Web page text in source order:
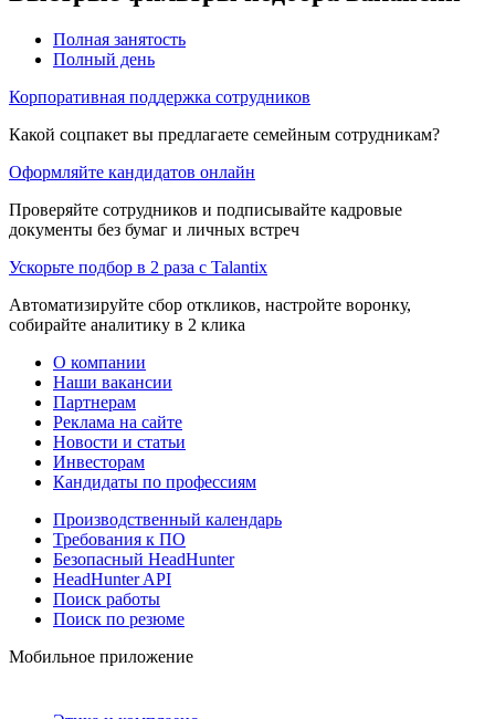
Полная занятость
Полный день
Корпоративная поддержка сотрудников
Какой соцпакет вы предлагаете семейным сотрудникам?
Оформляйте кандидатов онлайн
Проверяйте сотрудников и подписывайте кадровые
документы без бумаг и личных встреч
Ускорьте подбор в 2 раза с Talantix
Автоматизируйте сбор откликов, настройте воронку,
собирайте аналитику в 2 клика
О компании
Наши вакансии
Партнерам
Реклама на сайте
Новости и статьи
Инвесторам
Кандидаты по профессиям
Производственный календарь
Требования к ПО
Безопасный HeadHunter
HeadHunter API
Поиск работы
Поиск по резюме
Мобильное приложение